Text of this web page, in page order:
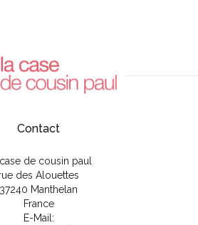
Contact
case de cousin paul
des Alouettes
37240 Manthelan
France
E-Mail: